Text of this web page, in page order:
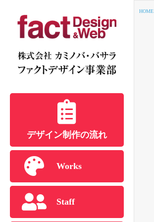
デザイン制作の流れ
Works
Staff
HOME